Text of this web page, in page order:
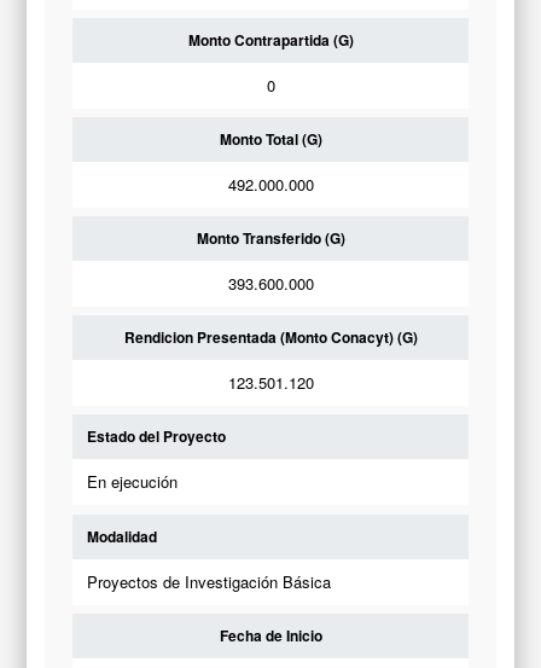
Monto Contrapartida (G)
0
Monto Total (G)
492.000.000
Monto Transferido (G)
393.600.000
Rendicion Presentada (Monto Conacyt) (G)
123.501.120
Estado del Proyecto
En ejecución
Modalidad
Proyectos de Investigación Básica
Fecha de Inicio